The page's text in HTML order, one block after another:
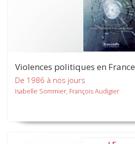
Violences politiques en France
De 1986 à nos jours
Isabelle Sommier, François Audigier